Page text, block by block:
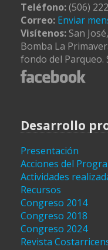
Teléfono:(506)
Correo: Enviar
Visítenos: San
Bomba La
fondo del Parqueo.
Desarrollo
Presentación
Acciones del
Actividades
Recursos
Congreso 2014
Congreso 2018
Congreso 2024
Revista